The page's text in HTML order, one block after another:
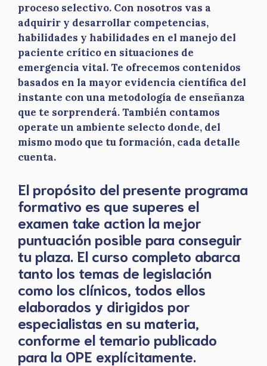
proceso selectivo. Con nosotros vas a
adquirir y desarrollar competencias,
habilidades y habilidades en el manejo del
paciente crítico en situaciones de
emergencia vital. Te ofrecemos contenidos
basados en la mayor evidencia científica del
instante con una metodología de enseñanza
que te sorprenderá. También contamos
operate un ambiente selecto donde, del
mismo modo que tu formación, cada detalle
cuenta.
El propósito del presente programa
formativo es que superes el
examen take action la mejor
puntuación posible para conseguir
tu plaza. El curso completo abarca
tanto los temas de legislación
como los clínicos, todos ellos
elaborados y dirigidos por
especialistas en su materia,
conforme el temario publicado
para la OPE explícitamente.